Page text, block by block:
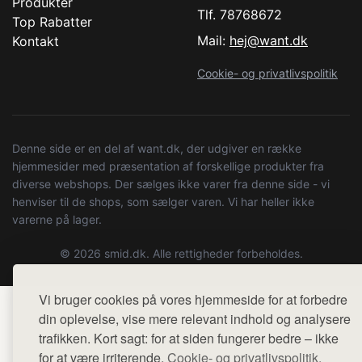
Vi bruger cookies på vores hjemmeside for at forbedre
din oplevelse, vise mere relevant indhold og analysere
trafikken. Kort sagt: for at siden fungerer bedre – ikke
for at være irriterende. Cookie- og privatlivspolitik.
Top Rabatter
Kontakt
Tlf. 78768672
Mail: hej@want.dk
Cookie- og privatlivspolitik
Denne side er en del af want.dk, der udgiver en række
hjemmesider med præsentation af forskellige produkter fra
diverse webshops. Der sælges ikke varer fra denne side - vi
henviser til de shops, som sælger varen. Vi har heller ikke
varerne på lager.
© 2026 smid.dk. Alle rettigheder forbeholdes.